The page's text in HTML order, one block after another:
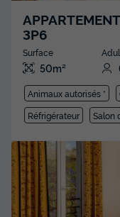
3P6
Surface
50m²
Animaux autorisés *
Réfrigérateur
Salon